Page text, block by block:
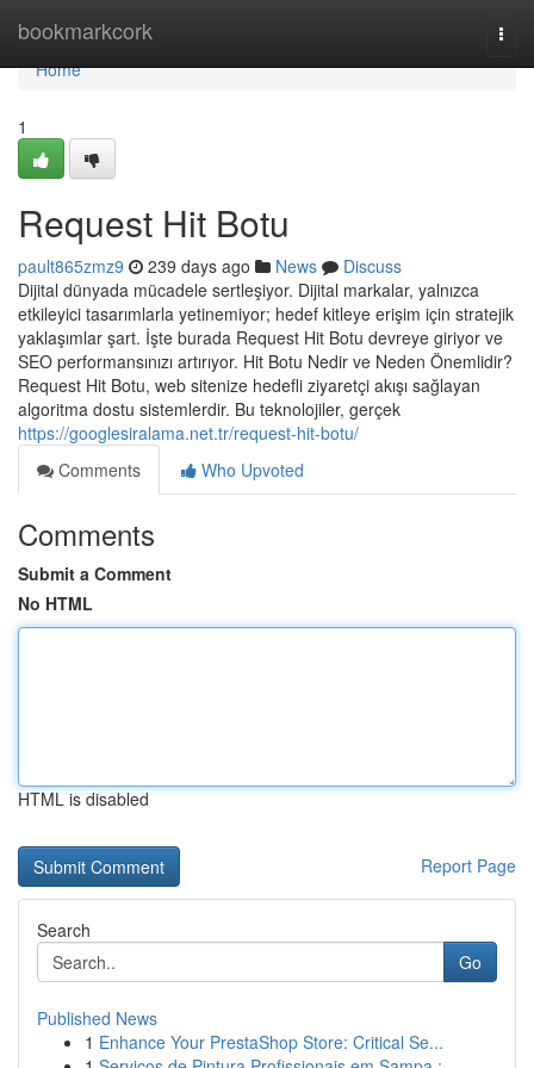
bookmarkcork
Home
Home
1
Request Hit Botu
pault865zmz9 239 days ago News
Discuss
Dijital dünyada mücadele sertleşiyor. Dijital markalar, yalnızca
etkileyici tasarımlarla yetinemiyor; hedef kitleye erişim için stratejik
yaklaşımlar şart. İşte burada Request Hit Botu devreye giriyor ve
SEO performansınızı artırıyor. Hit Botu Nedir ve Neden Önemlidir?
Request Hit Botu, web sitenize hedefli ziyaretçi akışı sağlayan
algoritma dostu sistemlerdir. Bu teknolojiler, gerçek
https://googlesiralama.net.tr/request-hit-botu/
Comments
Who Upvoted
Comments
Submit a Comment
No HTML
HTML is disabled
Report Page
Search
Go
Published News
1 Enhance Your PrestaShop Store: Critical Se...